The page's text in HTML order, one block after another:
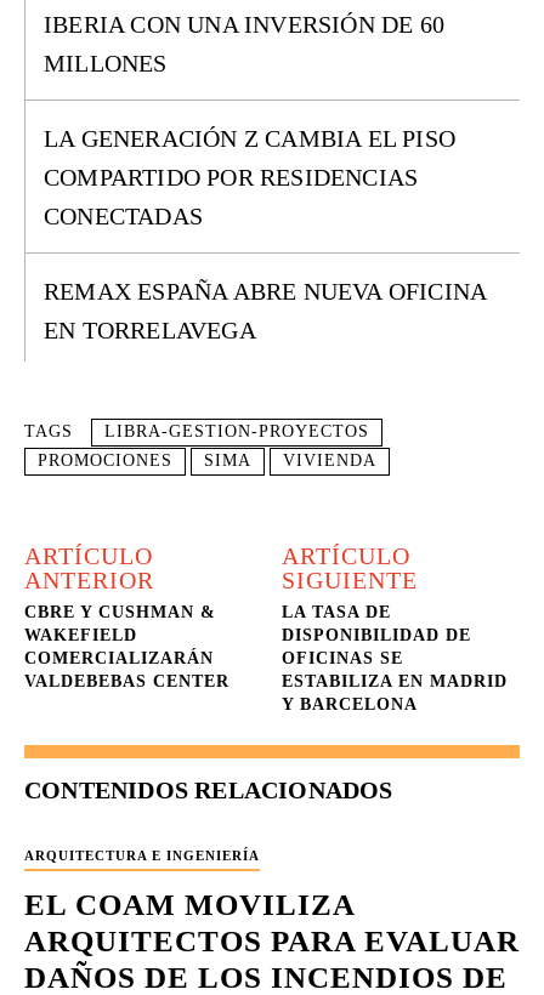
IBERIA CON UNA INVERSIÓN DE 60
MILLONES
LA GENERACIÓN Z CAMBIA EL PISO
COMPARTIDO POR RESIDENCIAS
CONECTADAS
REMAX ESPAÑA ABRE NUEVA OFICINA
EN TORRELAVEGA
TAGS
LIBRA-GESTION-PROYECTOS
PROMOCIONES
SIMA VIVIENDA
ARTÍCULO
ANTERIOR
CBRE Y CUSHMAN &
WAKEFIELD
COMERCIALIZARÁN
VALDEBEBAS CENTER
ARTÍCULO
SIGUIENTE
LA TASA DE
DISPONIBILIDAD DE
OFICINAS SE
ESTABILIZA EN MADRID
Y BARCELONA
CONTENIDOS RELACIONADOS
ARQUITECTURA E INGENIERÍA
EL COAM MOVILIZA
ARQUITECTOS PARA EVALUAR
DAÑOS DE LOS INCENDIOS DE